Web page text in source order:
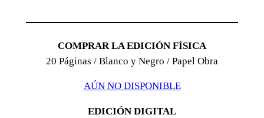
COMPRAR LA EDICIÓN FÍSICA
20 Páginas / Blanco y Negro / Papel Obra
AÚN NO DISPONIBLE
EDICIÓN DIGITAL